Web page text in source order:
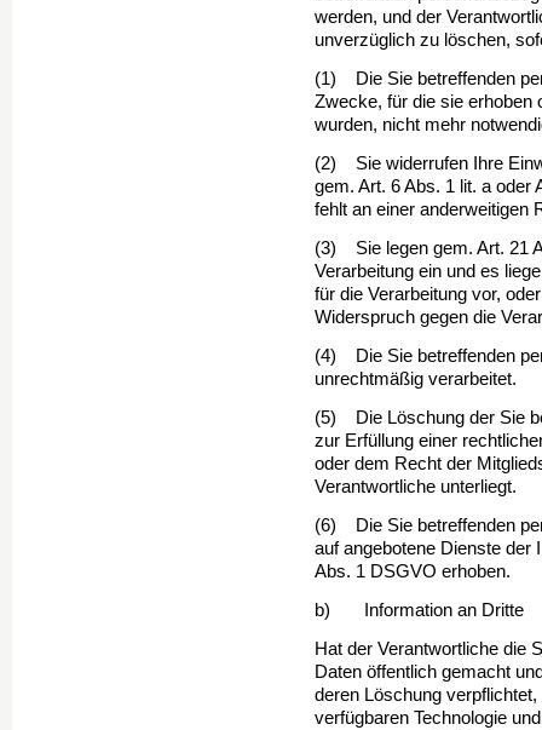
werden, und der
unverzüglich zu löschen,
(1) Die Sie betreffenden
Zwecke, für die sie erho­ben
wurden, nicht mehr
(2) Sie widerrufen Ihre
gem. Art. 6 Abs. 1 lit. a oder
fehlt an einer anderweitigen
(3) Sie legen gem. Art. 21
Verarbeitung ein und es
für die Verarbeitung vor,
Widerspruch gegen die
(4) Die Sie betreffenden
unrechtmäßig verarbeitet.
(5) Die Löschung der Sie
zur Erfüllung einer
oder dem Recht der
Verantwortliche unterliegt.
(6) Die Sie betreffenden
auf angebotene Dien­ste der
Abs. 1 DSGVO erhoben.
b) Information an Dritte
Hat der Verantwortliche die
Daten öffentlich gemacht
deren Löschung
verfügbaren Technologie